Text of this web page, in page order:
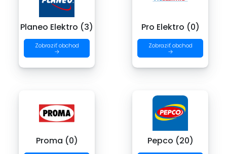
Planeo Elektro (3)
Zobraziť obchod
→
Pro Elektro (0)
Zobraziť obchod
→
Proma (0) Pepco (20)